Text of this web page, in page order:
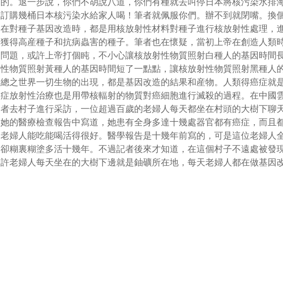
訂購幾桶日本核污染水給家人喝！筆者就佩服你們。辦不到就閉嘴。換
在對種子基因改造時，都是用核放射性材料對種子進行核放射性處理，
獲得高産種子和抗病蟲害的種子。筆者也在懷疑，當初上帝在創造人類
問題，或許上帝打個盹，不小心讓核放射性物質照射白種人的基因時間
性物質照射黃種人的基因時間短了一點點，讓核放射性物質照射黑種人
總之世界一切生物的出現，都是基因改造的結果和産物。人類得癌症就
症放射性治療也是用帶核輻射的物質對癌細胞進行滅殺的過程。在中國
者去村子進行采訪，一位超過百歲的老婦人每天都坐在村頭的大樹下聊
她的醫療檢查報告中寫道，她患有全身多達十幾處器官都有癌症，而且
老婦人能吃能喝活得很好。醫學報告是十幾年前寫的，可是這位老婦人
卻糊裏糊塗多活十幾年。不過記者後來才知道，在這個村子不遠處被發
許老婦人每天坐在的大樹下邊就是鈾礦所在地，每天老婦人都在做基因